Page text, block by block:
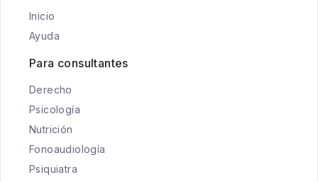
Inicio
Ayuda
Para consultantes
Derecho
Psicología
Nutrición
Fonoaudiología
Psiquiatra